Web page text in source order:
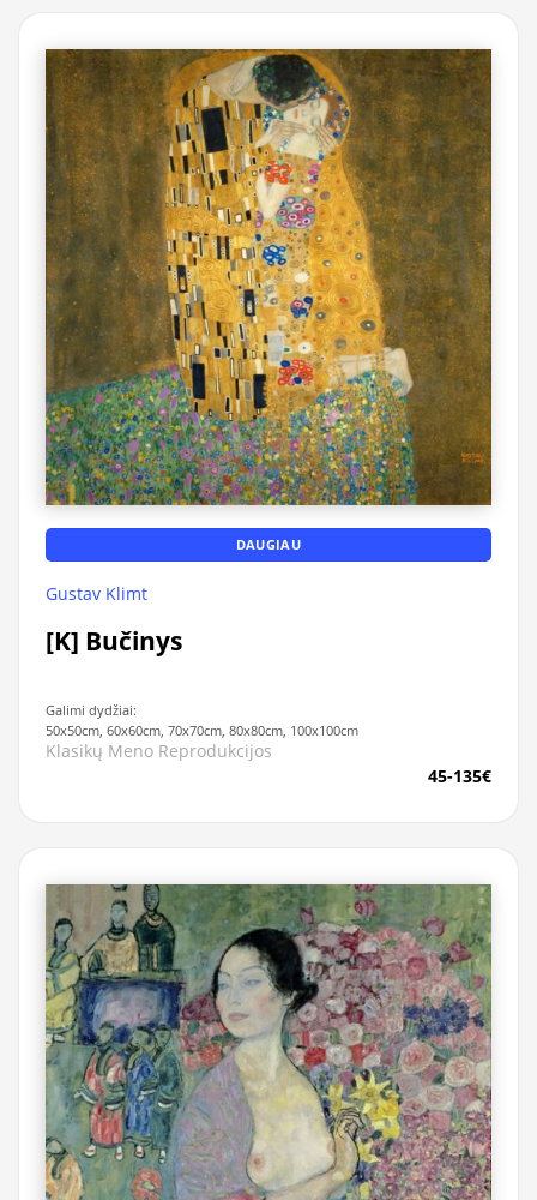
DAUGIAU
Gustav Klimt
[K] Bučinys
Galimi dydžiai:
50x50cm, 60x60cm, 70x70cm, 80x80cm, 100x100cm
Klasikų Meno Reprodukcijos
45-135€